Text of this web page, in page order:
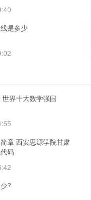
是多少
界十大数学强国
章 西安思源学院甘肃
码
?